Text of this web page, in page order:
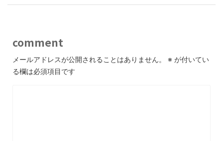
comment
メールアドレスが公開されることはありません。 ※ が付いてい
る欄は必須項目です